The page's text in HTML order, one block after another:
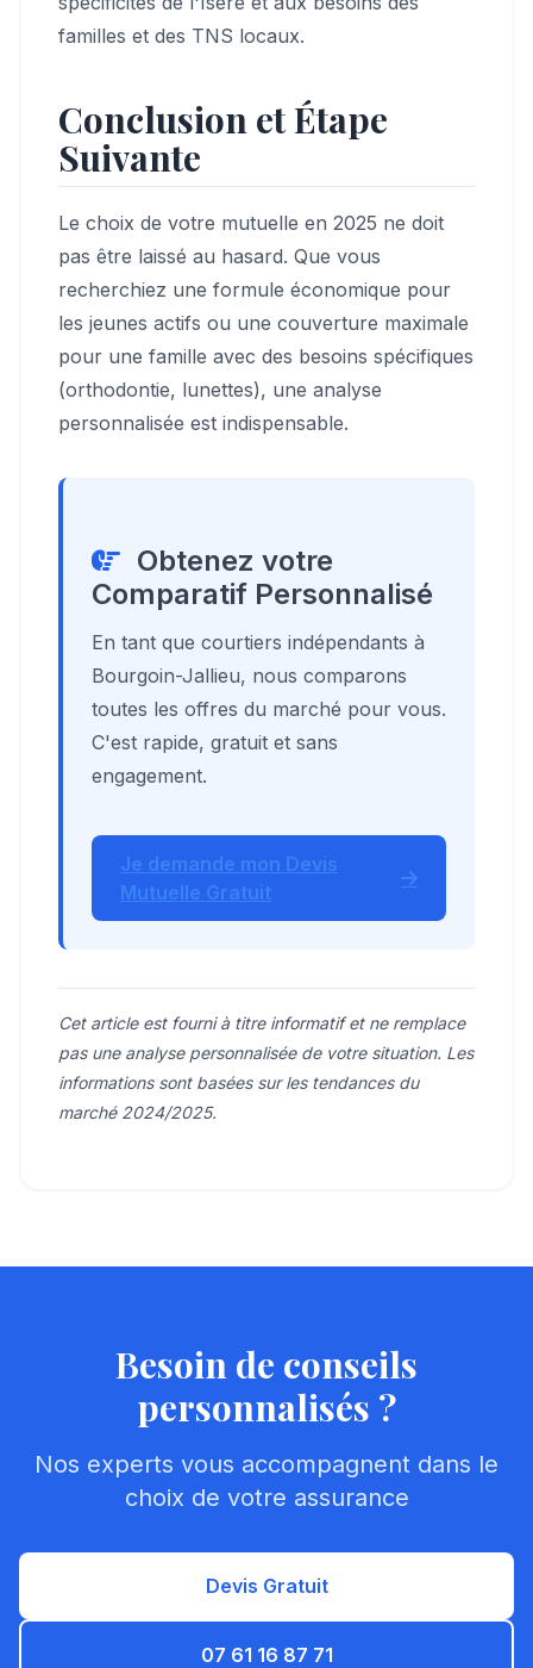
familles et des TNS locaux.
Conclusion et Étape
Suivante
Le choix de votre mutuelle en 2025 ne doit
pas être laissé au hasard. Que vous
recherchiez une formule économique pour
les jeunes actifs ou une couverture maximale
pour une famille avec des besoins spécifiques
(orthodontie, lunettes), une analyse
personnalisée est indispensable.
Obtenez votre
Comparatif Personnalisé
En tant que courtiers indépendants à
Bourgoin-Jallieu, nous comparons
toutes les offres du marché pour vous.
C'est rapide, gratuit et sans
engagement.
Je demande mon Devis
Mutuelle Gratuit
Cet article est fourni à titre informatif et ne remplace
pas une analyse personnalisée de votre situation. Les
informations sont basées sur les tendances du
marché 2024/2025.
Besoin de conseils
personnalisés ?
Nos experts vous accompagnent dans le
choix de votre assurance
Devis Gratuit
07 61 16 87 71